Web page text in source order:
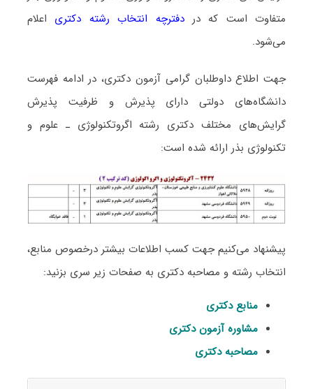
متفاوت است که دردفترچه انتخاب رشته دکتری اعلام
می‌شود.
جهت اطلاع داوطلبان گرامی آزمون دکتری، در ادامه فهرست
دانشگاه‌های دولتی دارای پذیرش و ظرفیت پذیرش
گرایش‌های مختلف دکتری رشته اﮔﺮوﺗﻜﻨﻮﻟﻮژی ـ علوم و
تکنولوژی ﺑﺬر ارائه شده است:
پیشنهاد می‌کنیم جهت کسب اطلاعات بیشتر درخصوص منابع،
انتخاب رشته و مصاحبه دکتری به صفحات زیر سری بزنید:
منابع دکتری
مشاوره آزمون دکتری
مصاحبه دکتری